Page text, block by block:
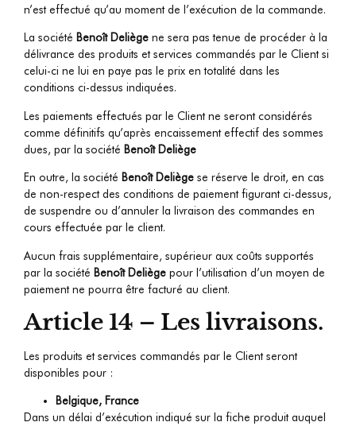
n’est effectué qu’au moment de l’exécution de la commande.
La société Benoît Deliège ne sera pas tenue de procéder à la
délivrance des produits et services commandés par le Client si
celui-ci ne lui en paye pas le prix en totalité dans les
conditions ci-dessus indiquées.
Les paiements effectués par le Client ne seront considérés
comme définitifs qu’après encaissement effectif des sommes
dues, par la société Benoît Deliège
En outre, la société Benoît Deliège se réserve le droit, en cas
de non-respect des conditions de paiement figurant ci-dessus,
de suspendre ou d’annuler la livraison des commandes en
cours effectuée par le client.
Aucun frais supplémentaire, supérieur aux coûts supportés
par la société Benoît Deliège pour l’utilisation d’un moyen de
paiement ne pourra être facturé au client.
Article 14 – Les livraisons.
Les produits et services commandés par le Client seront
disponibles pour :
Belgique, France
Dans un délai d’exécution indiqué sur la fiche produit auquel